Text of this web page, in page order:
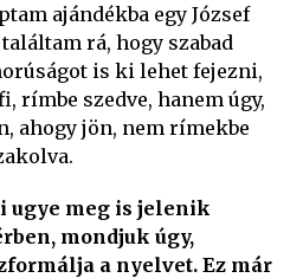
ajándékba egy József
rá, hogy szabad
is ki lehet fejezni,
rímbe szedve, hanem úgy,
ahogy jön, nem rímekbe
ugye meg is jelenik
mondjuk úgy,
a nyelvet. Ez már